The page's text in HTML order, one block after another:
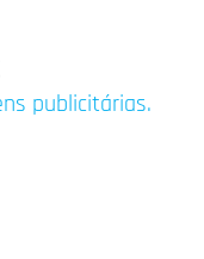
publicitárias.